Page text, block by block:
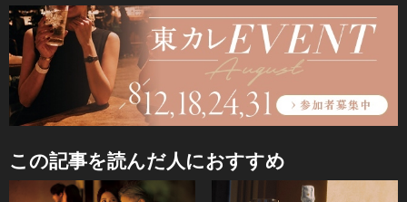
この記事を読んだ人におすすめ